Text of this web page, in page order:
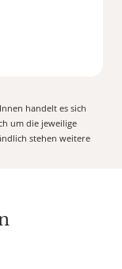
handelt es sich
um die jeweilige
stehen weitere